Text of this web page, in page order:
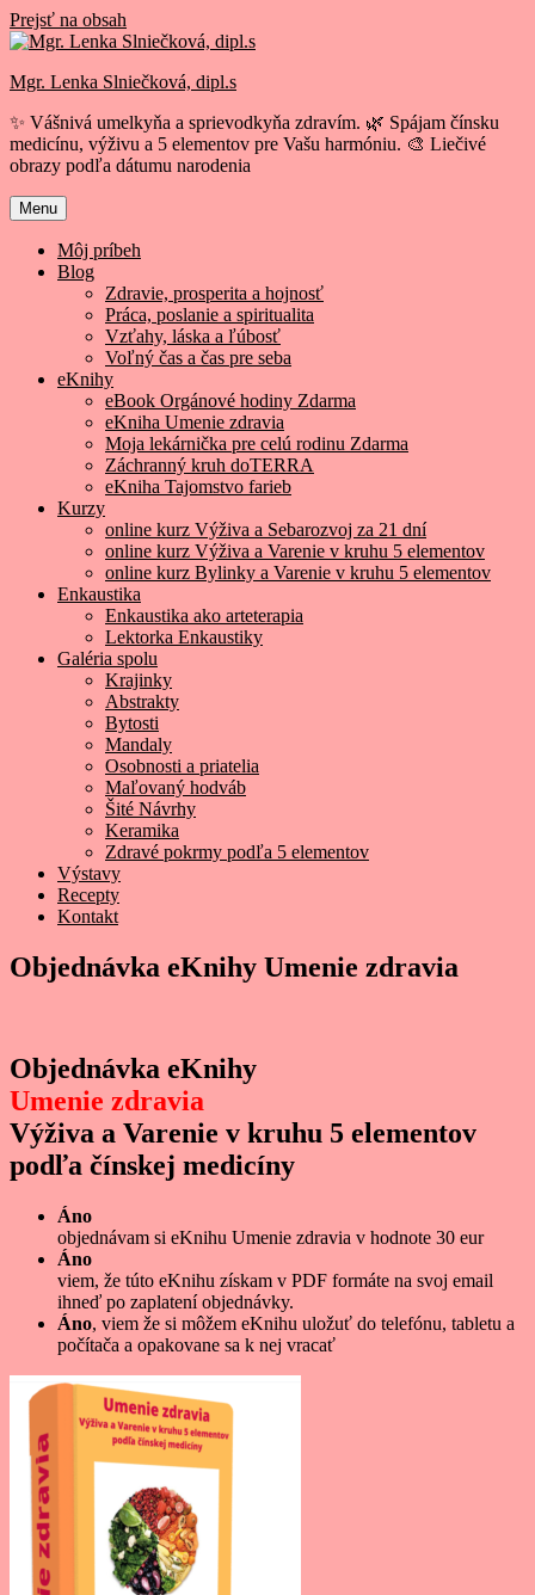
Prejsť na obsah
Mgr. Lenka Slniečková, dipl.s
✨ Vášnivá umelkyňa a sprievodkyňa zdravím. 🌿 Spájam čínsku
medicínu, výživu a 5 elementov pre Vašu harmóniu. 🎨 Liečivé
obrazy podľa dátumu narodenia
Menu
Môj príbeh
Blog
Zdravie, prosperita a hojnosť
Práca, poslanie a spiritualita
Vzťahy, láska a ľúbosť
Voľný čas a čas pre seba
eKnihy
eBook Orgánové hodiny Zdarma
eKniha Umenie zdravia
Moja lekárnička pre celú rodinu Zdarma
Záchranný kruh doTERRA
eKniha Tajomstvo farieb
Kurzy
online kurz Výživa a Sebarozvoj za 21 dní
online kurz Výživa a Varenie v kruhu 5 elementov
online kurz Bylinky a Varenie v kruhu 5 elementov
Enkaustika
Enkaustika ako arteterapia
Lektorka Enkaustiky
Galéria spolu
Krajinky
Abstrakty
Bytosti
Mandaly
Osobnosti a priatelia
Maľovaný hodváb
Šité Návrhy
Keramika
Zdravé pokrmy podľa 5 elementov
Výstavy
Recepty
Kontakt
Objednávka eKnihy Umenie zdravia
Objednávka eKnihy
Umenie zdravia
Výživa a Varenie v kruhu 5 elementov
podľa čínskej medicíny
Áno
objednávam si eKnihu Umenie zdravia v hodnote 30 eur
Áno
viem, že túto eKnihu získam v PDF formáte na svoj email
ihneď po zaplatení objednávky.
Áno, viem že si môžem eKnihu uložuť do telefónu, tabletu a
počítača a opakovane sa k nej vracať